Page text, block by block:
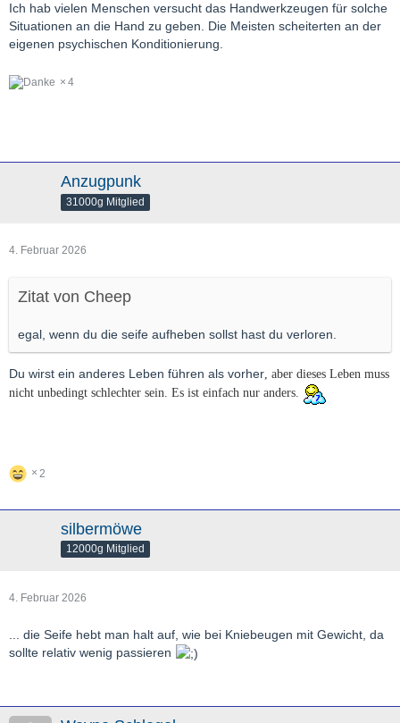
Ich hab vielen Menschen versucht das Handwerkzeugen für solche
Situationen an die Hand zu geben. Die Meisten scheiterten an der
eigenen psychischen Konditionierung.
4
Anzugpunk
31000g Mitglied
4. Februar 2026
Zitat von Cheep
egal, wenn du die seife aufheben sollst hast du verloren.
Du wirst ein anderes Leben führen als vorher, aber dieses Leben muss
nicht unbedingt schlechter sein. Es ist einfach nur anders.
2
silbermöwe
12000g Mitglied
4. Februar 2026
... die Seife hebt man halt auf, wie bei Kniebeugen mit Gewicht, da
sollte relativ wenig passieren